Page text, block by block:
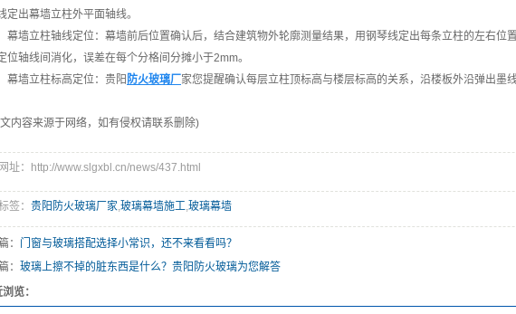
定出幕墙立柱外平面轴线。
幕墙立柱轴线定位：幕墙前后位置确认后，结合建筑物外轮廓测量结果，用钢琴线定出每条立柱的左右位
位轴线间消化，误差在每个分格间分摊小于2mm。
幕墙立柱标高定位：贵阳 防火玻璃厂 家您提醒确认每层立柱顶标高与楼层标高的关系，沿楼板外沿弹出墨
内容来源于网络，如有侵权请联系删除)
址：http://www.slgxbl.cn/news/437.html
签： 贵阳防火玻璃厂家,玻璃幕墙施工,玻璃幕墙
： 门窗与玻璃搭配选择小常识，还不来看看吗？
： 玻璃上擦不掉的脏东西是什么？贵阳防火玻璃为您解答
览：